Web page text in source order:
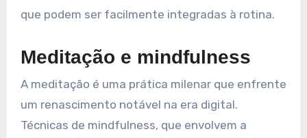
que podem ser facilmente integradas à rotina.
Meditação e mindfulness
A meditação é uma prática milenar que enfrente
um renascimento notável na era digital.
Técnicas de mindfulness, que envolvem a